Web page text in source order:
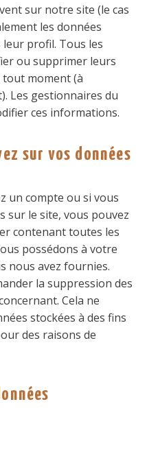
sur notre site (le cas
les données
profil. Tous les
ou supprimer leurs
moment (à
Les gestionnaires du
ces informations.
sur vos données
un compte ou si vous
sur le site, vous pouvez
contenant toutes les
possédons à votre
nous avez fournies.
la suppression des
Cela ne
stockées à des fins
des raisons de